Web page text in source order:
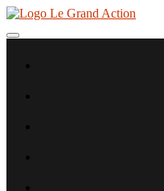
Aller
contenu
Toggle navigation